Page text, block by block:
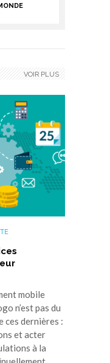
mobile
n’est pas du
ces dernières :
et acter
à la
VOIR PLUS